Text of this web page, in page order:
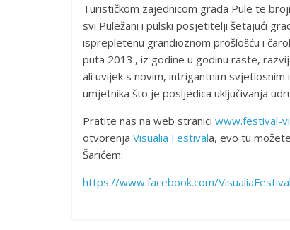
Turističkom zajednicom grada Pule te
svi Puležani i pulski posjetitelji šetajući
isprepletenu grandioznom prošlošću i
puta 2013., iz godine u godinu raste,
ali uvijek s novim, intrigantnim
umjetnika što je posljedica uključivanja
Pratite nas na web stranici www.festival-
otvorenja Visualia Festivala, evo tu
Šarićem:
https://www.facebook.com/